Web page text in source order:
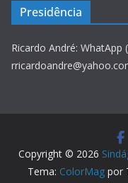
Presidência
Ricardo André:
Copyright © 2026
Tema: ColorMagpor